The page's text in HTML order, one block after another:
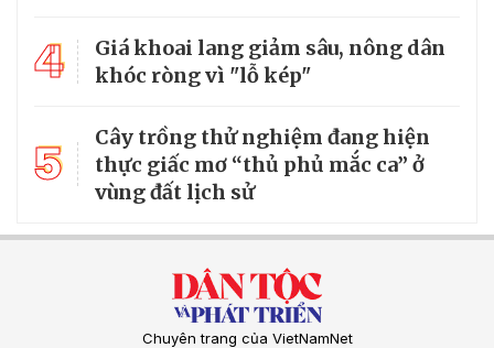
4
Giá khoai lang giảm sâu, nông dân
khóc ròng vì "lỗ kép"
5
Cây trồng thử nghiệm đang hiện
thực giấc mơ “thủ phủ mắc ca” ở
vùng đất lịch sử
Chuyên trang của VietNamNet